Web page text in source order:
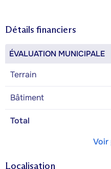
Détails financiers
ÉVALUATION MUNICIPALE
Terrain
Bâtiment
Total
Voir
Localisation